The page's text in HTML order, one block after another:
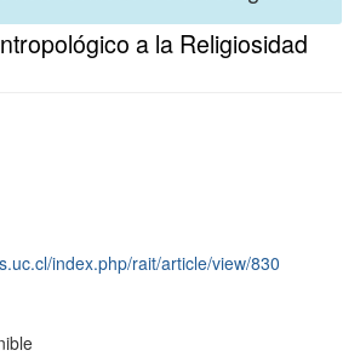
a la Religiosidad
index.php/rait/article/view/830